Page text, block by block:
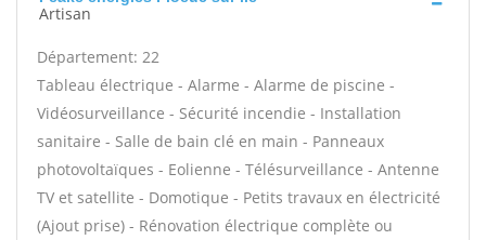
Artisan
Département: 22
Tableau électrique - Alarme - Alarme de piscine -
Vidéosurveillance - Sécurité incendie - Installation
sanitaire - Salle de bain clé en main - Panneaux
photovoltaïques - Eolienne - Télésurveillance - Antenne
TV et satellite - Domotique - Petits travaux en électricité
(Ajout prise) - Rénovation électrique complète ou